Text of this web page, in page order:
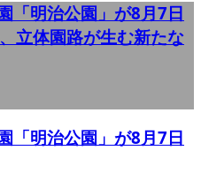
「明治公園」が8月7日
立体園路が生む新たな
「明治公園」が8月7日